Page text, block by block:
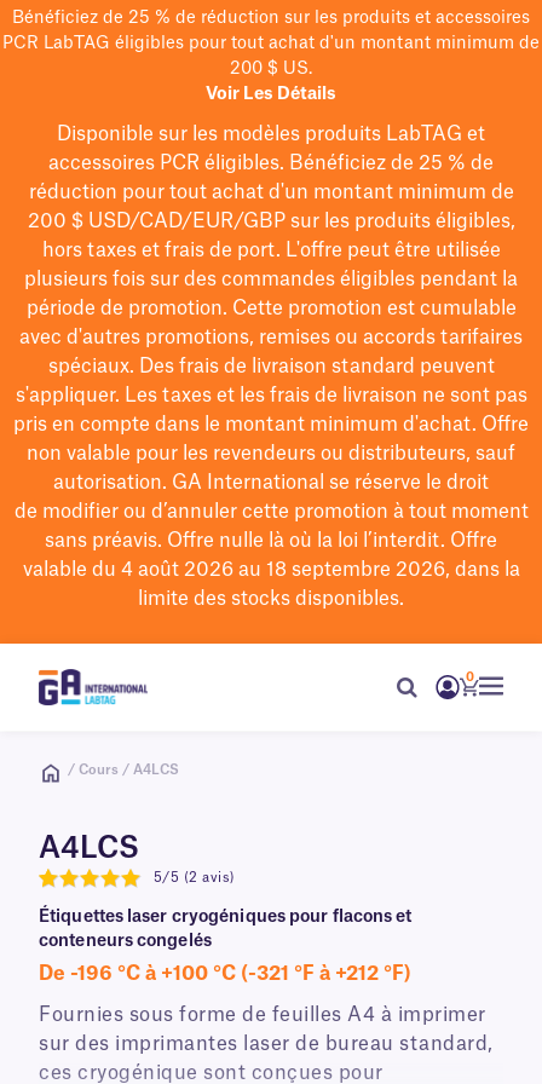
Bénéficiez de 25 % de réduction sur les produits et accessoires
PCR LabTAG éligibles pour tout achat d'un montant minimum de
200 $ US.
Voir Les Détails
Disponible sur les modèles produits LabTAG et
accessoires PCR éligibles. Bénéficiez de 25 % de
réduction pour tout achat d'un montant minimum de
200 $USD/CAD/EUR/GBPsur les produits éligibles,
hors taxes et frais de port. L'offre peut être utilisée
plusieurs fois sur des commandes éligibles pendant la
période de promotion. Cette promotion est cumulable
avec d'autres promotions, remises ou accords tarifaires
spéciaux. Des frais de livraison standard peuvent
s'appliquer. Les taxes et les frais de livraison ne sont pas
pris en compte dans le montant minimum d'achat. Offre
non valable pour les revendeurs ou distributeurs, sauf
autorisation. GA International se réserve le droit
de modifierou d’annuler cette promotion à tout moment
sans préavis. Offre nulle là où la loi l’interdit. Offre
valable du 4 août 2026 au 18 septembre 2026, dans la
limite des stocks disponibles.
0
/ Cours / A4LCS
A4LCS
5
5/5 (2 avis)
Étiquettes laser cryogéniques pour flacons et
conteneurs congelés
De -196 °C à +100 °C (-321 °F à +212 °F)
Fournies sous forme de feuilles A4 à imprimer
sur des imprimantes laser de bureau standard,
ces cryogénique sont conçues pour